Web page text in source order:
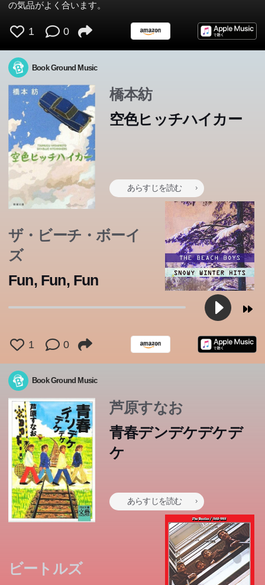
の気品がよく合います。
1 0
Book Ground Music
橋本紡
空色ヒッチハイカー
あらすじを読む
ザ・ビーチ・ボーイ
ズ
Fun, Fun, Fun
1 0
Book Ground Music
芦原すなお
青春デンデケデケデ
ケ
あらすじを読む
ビートルズ